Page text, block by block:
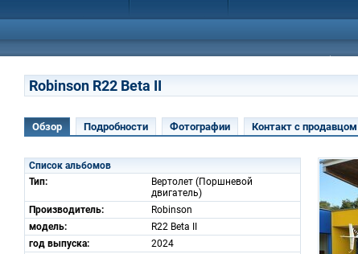
Robinson R22 Beta II
Обзор Подробности Фотографии Контакт с продавцом
Список альбомов
Тип:
Вертолет (Поршневой
двигатель)
Производитель:
Robinson
модель:
R22 Beta II
год выпуска:
2024